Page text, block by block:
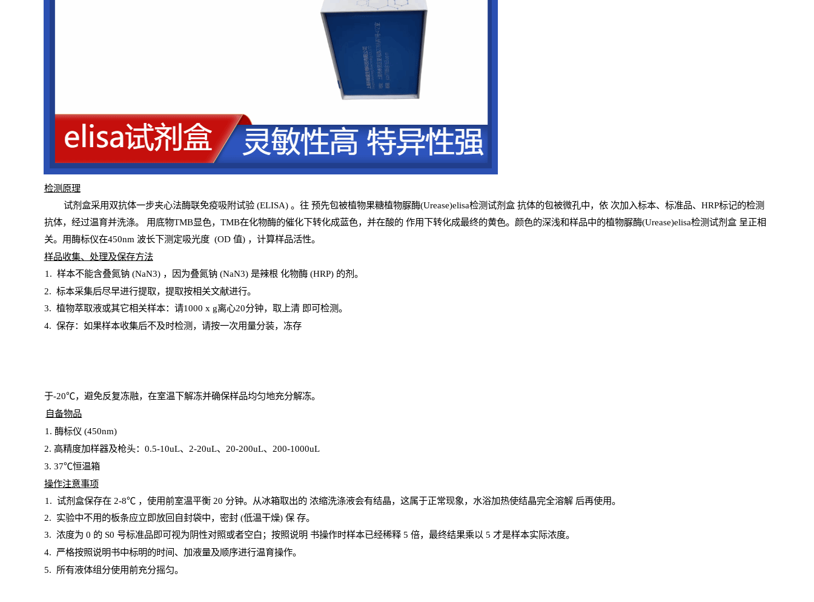
检测原理
试剂盒采用双抗体一步夹心法酶联免疫吸附试验(ELISA) 。往 预先包被植物果糖植物脲酶(Urease)elisa检测试剂盒抗体的包被微孔中，依 次加入标本、标准品、 HRP标记的检测
抗体，经过温育并洗涤。 用底物TMB显色， TMB在化物酶的催化下转化成蓝色，并在酸的 作用下转化成最终的黄色。颜色的深浅和样品中的植物脲酶(Urease)elisa检测试剂盒呈正相
关。用酶标仪在450nm 波长下测定吸光度 (OD 值) ，计算样品活性。
样品收集、处理及保存方法
1 . 样本不能含叠氮钠(NaN3) ，因为叠氮钠 (NaN3) 是辣根 化物酶(HRP) 的剂。
2. 标本采集后尽早进行提取，提取按相关文献进行。
3. 植物萃取液或其它相关样本：请1000 x g离心20分钟，取上清 即可检测。
4. 保存：如果样本收集后不及时检测，请按一次用量分装，冻存
于-20℃，避免反复冻融，在室温下解冻并确保样品均匀地充分解冻。
自备物品
1 . 酶标仪 (450nm)
2. 高精度加样器及枪头： 0.5-10uL、 2-20uL、 20-200uL、 200-1000uL
3. 37℃恒温箱
操作注意事项
1. 试剂盒保存在 2-8℃ ，使用前室温平衡 20 分钟。从冰箱取出的 浓缩洗涤液会有结晶，这属于正常现象，水浴加热使结晶完全溶解 后再使用。
2. 实验中不用的板条应立即放回自封袋中，密封(低温干燥) 保 存。
3. 浓度为 0 的 S0 号标准品即可视为阴性对照或者空白；按照说明 书操作时样本已经稀释5 倍，最终结果乘以 5 才是样本实际浓度。
4. 严格按照说明书中标明的时间、加液量及顺序进行温育操作。
5. 所有液体组分使用前充分摇匀。